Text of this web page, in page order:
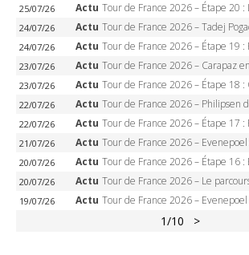
25/07/26 Actu Tour de France 2026 – Étape 20 : L’étape reine, Galibier, Sarenne, Alpe d’Huez, qui
24/07/26 Actu Tour de France 2026 – Tadej Pogacar dompte l’Alpe d’Huez, 5e victoire, record de
24/07/26 Actu Tour de France 2026 – Étape 19 : Pogacar peut-il enfin dompter
23/07/26 Actu Tour de France 2026 – Carapaz en solitaire à Orcières-Merlette, Paret-Peintre à un point
23/07/26 Actu Tour de France 2026 – Étape 18 : Qui domptera Orcières-Merlette, première marche vers
22/07/26 Actu Tour de France 2026 – Philipsen débloque son compteur à Voiron, Pedersen en danger
22/07/26 Actu Tour de France 2026 – Étape 17 : Pedersen peut-il verrouiller le maillot
21/07/26 Actu Tour de France 2026 – Evenepoel écrase le chrono d’Évian, Seixas 4e,
20/07/26 Actu Tour de France 2026 – Étape 16 : Evenepoel, Pogacar, Ganna… qui domptera le chrono d’Évian pour
20/07/26 Actu Tour de France 2026 – Le parcours officiel complet : 21 étapes, profils,
19/07/26 Actu Tour de France 2026 – Evenepoel gagne à Solaison, Vingegaard abandonne, Pogacar
1/10 >